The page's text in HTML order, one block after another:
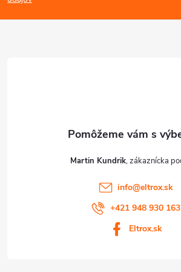
p
Martin Kundrik
info@eltrox.sk
+421 948 930 163
Eltrox.sk